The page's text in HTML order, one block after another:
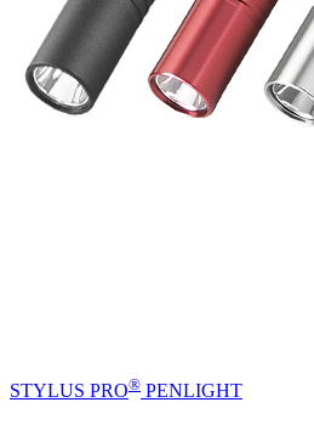
STYLUS PRO® PENLIGHT